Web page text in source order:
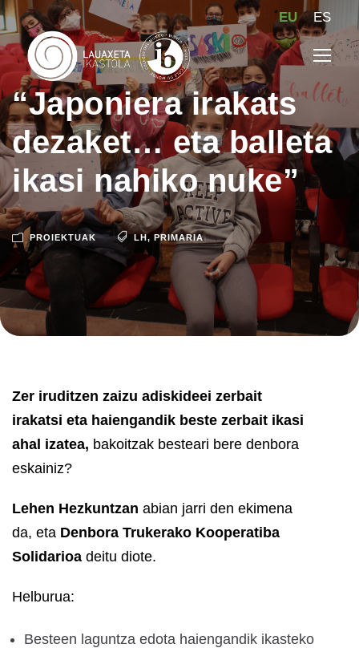
EU ES
“Japoniera irakats
dezaket… eta balleta
ikasi nahiko nuke”
PROIEKTUAK LH, PRIMARIA
Zer iruditzen zaizu adiskideei zerbait
irakatsi eta haiengandik beste zerbait ikasi
ahal izatea, bakoitzak besteari bere denbora
eskainiz?
Lehen Hezkuntzan abian jarri den ekimena
da, eta Denbora Trukerako Kooperatiba
Solidarioa deitu diote.
Helburua:
Besteen laguntza edota haiengandik ikasteko